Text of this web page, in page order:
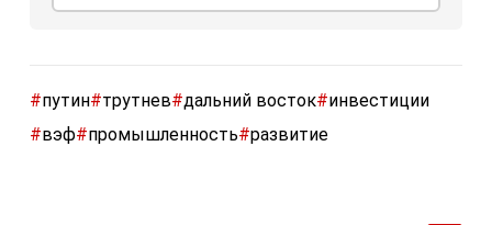
#путин#трутнев#дальний восток#инвестиции
#вэф#промышленность#развитие